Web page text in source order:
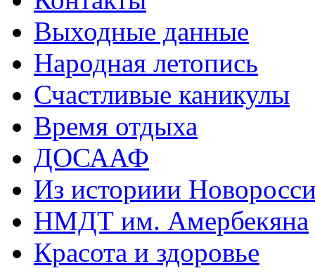
Выходные данные
Народная летопись
Счастливые каникулы
Время отдыха
ДОСААФ
Из историии
НМДТ им. Амербекяна
Красота и здоровье